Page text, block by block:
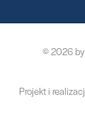
© 2026 by
Projekt i